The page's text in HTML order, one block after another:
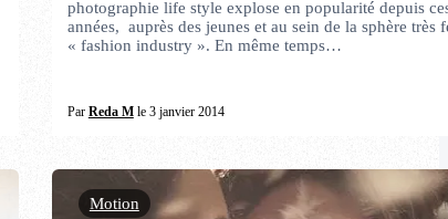
photographie life style explose en popularité depuis
années, auprès des jeunes et au sein de la sphère très
« fashion industry ». En même temps…
Par Reda Mle 3 janvier 2014
Motion